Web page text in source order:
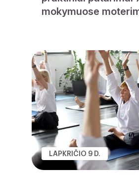
mokymuose
LAPKRIČIO 9 D.